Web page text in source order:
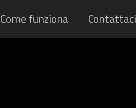
Come funziona Contattaci